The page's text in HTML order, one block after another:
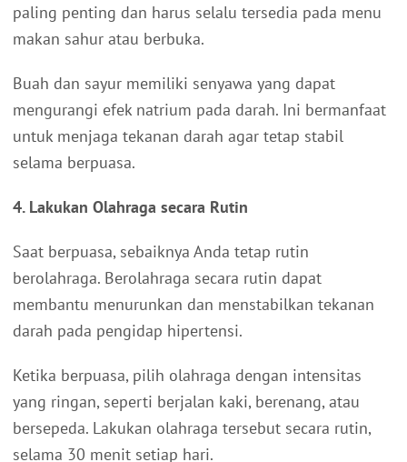
paling penting dan harus selalu tersedia pada menu
makan sahur atau berbuka.
Buah dan sayur memiliki senyawa yang dapat
mengurangi efek natrium pada darah. Ini bermanfaat
untuk menjaga tekanan darah agar tetap stabil
selama berpuasa.
4. Lakukan Olahraga secara Rutin
Saat berpuasa, sebaiknya Anda tetap rutin
berolahraga. Berolahraga secara rutin dapat
membantu menurunkan dan menstabilkan tekanan
darah pada pengidap hipertensi.
Ketika berpuasa, pilih olahraga dengan intensitas
yang ringan, seperti berjalan kaki, berenang, atau
bersepeda. Lakukan olahraga tersebut secara rutin,
selama 30 menit setiap hari.